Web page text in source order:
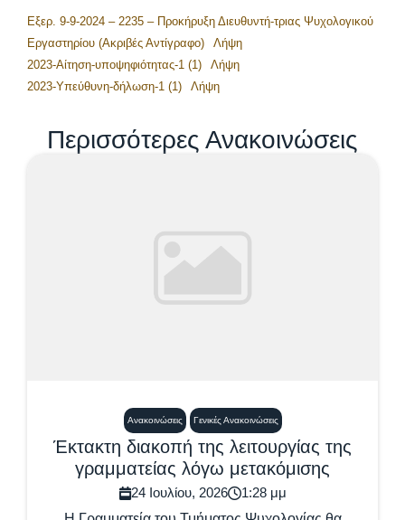
Εξερ. 9-9-2024 – 2235 – Προκήρυξη Διευθυντή-τριας Ψυχολογικού
Εργαστηρίου (Ακριβές Αντίγραφο)
Λήψη
2023-Αίτηση-υποψηφιότητας-1 (1)
Λήψη
2023-Υπεύθυνη-δήλωση-1 (1)
Λήψη
Περισσότερες Ανακοινώσεις
Ανακοινώσεις Γενικές Ανακοινώσεις
Έκτακτη διακοπή της λειτουργίας της
γραμματείας λόγω μετακόμισης
24 Ιουλίου, 2026
1:28 μμ